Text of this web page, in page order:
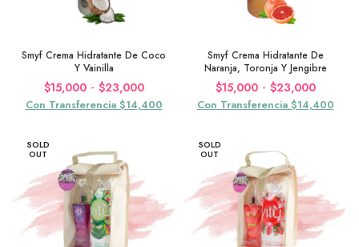
Smyf Crema Hidratante De Coco
Y Vainilla
$15,000 - $23,000Rango
de
$23,000
Con Transferencia $14,400
Smyf Crema Hidratante De
Naranja, Toronja Y Jengibre
$15,000 - $23,000Rango
de
Con Transferencia $14,400
SOLD
OUT
SOLD
OUT